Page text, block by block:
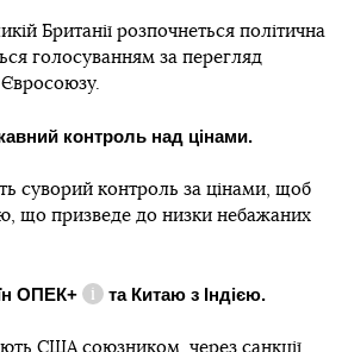
Британії розпочнеться політична
голосуванням за перегляд
контроль над цінами.
суворий контроль за цінами, щоб
що призведе до низки небажаних
ОПЕК+
Довідка
та Китаю з Індією.
США союзником, через санкції